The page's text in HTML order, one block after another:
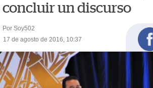
concluir un discurso
Por Soy502
17 de agosto de 2016, 10:37